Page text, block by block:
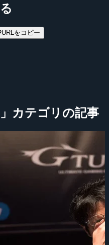
URLをコピー
」カテゴリの記事